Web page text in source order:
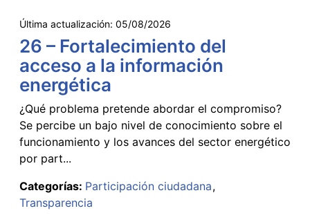
Última actualización: 05/08/2026
26 – Fortalecimiento del
acceso a la información
energética
¿Qué problema pretende abordar el compromiso?
Se percibe un bajo nivel de conocimiento sobre el
funcionamiento y los avances del sector energético
por part...
Categorías: Participación ciudadana
Transparencia